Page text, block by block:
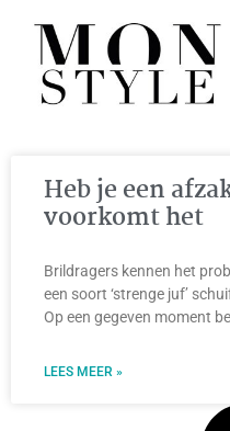
Heb je een
voorkomt het
Brildragers kennen het
een soort ‘strenge juf’
Op een gegeven moment
LEES MEER »